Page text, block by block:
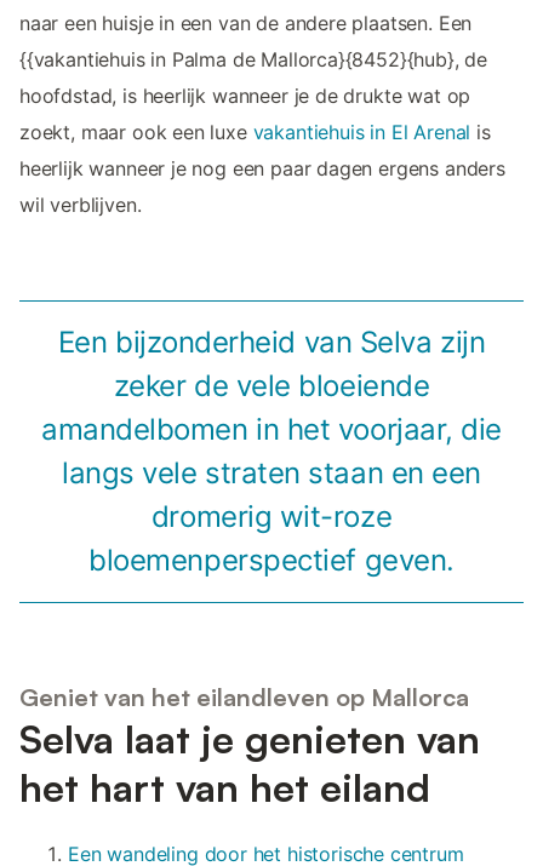
naar een huisje in een van de andere plaatsen. Een
{{vakantiehuis in Palma de Mallorca}{8452}{hub}, de
hoofdstad, is heerlijk wanneer je de drukte wat op
zoekt, maar ook een luxe vakantiehuis in El Arenal is
heerlijk wanneer je nog een paar dagen ergens anders
wil verblijven.
Een bijzonderheid van Selva zijn
zeker de vele bloeiende
amandelbomen in het voorjaar, die
langs vele straten staan en een
dromerig wit-roze
bloemenperspectief geven.
Geniet van het eilandleven op Mallorca
Selva laat je genieten van
het hart van het eiland
Een wandeling door het historische centrum